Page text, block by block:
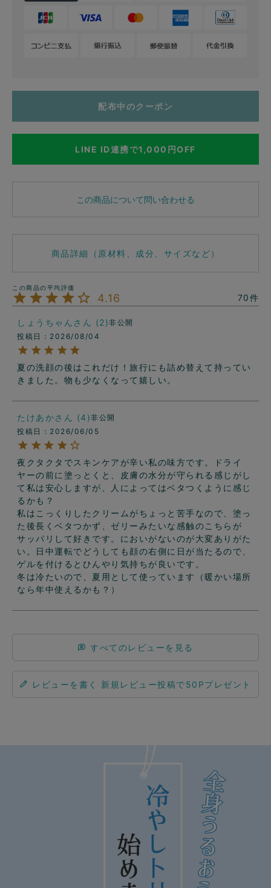
配布中のクーポン
LINE ID連携で1,000円OFF
この商品について問い合わせる
商品詳細（原材料、成分、サイズなど）
4.16 70
しょうちゃん 2 非公開
投稿日
2026/08/04
夏の洗顔の後はこれだけ！旅行にも詰め替えて持ってい
きました。物も少なくなって嬉しい。
たけあか 4 非公開
投稿日
2026/06/05
夜クタクタでスキンケアが辛い私の味方です。ドライ
ヤーの前に塗っとくと、皮膚の水分が守られる感じがし
て私は安心しますが、人によってはベタつくように感じ
るかも？
私はこっくりしたクリームがちょっと苦手なので、塗っ
た後長くベタつかず、ゼリーみたいな感触のこちらが
サッパリして好きです。においがないのが大変ありがた
い。日中運転でどうしても顔の右側に日が当たるので、
ゲルを付けるとひんやり気持ちが良いです。
冬は冷たいので、夏用として使っています（暖かい場所
なら年中使えるかも？）
すべてのレビューを見る
レビューを書く